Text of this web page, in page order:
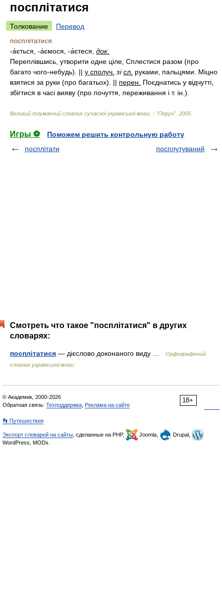
посплітатися
Толкование
Перевод
посплітатися
-а́ється, -а́ємося, -а́єтеся, док.
Переплівшись, утворити одне ціле, Сплестися разом (про
багато чого-небудь). || у сполуч. зі сл. руками, пальцями. Міцно
взятися за руки (про багатьох). || перен.
Поєднатись у відчутті,
збігтися в часі вияву (про почуття, переживання і т. ін.).
Великий тлумачний словник сучасної української мови. - "Перун". 2005
Игры ⚽
Поможем решить контрольную работу
посплітати
посплутуваний
Смотреть что такое "посплітатися" в других
словарях:
посплітатися — дієслово доконаного виду …
Орфографічний
словник української мови
18+
© Академик, 2000-2026
Обратная связь: Техподдержка Реклама на сайте
👣 Путешествия
Экспорт словарей на сайты , сделанные на PHP, Joomla,
Drupal,
WordPress, MODx.